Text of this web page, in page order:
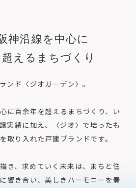
神沿線を中心に
えるまちづくり
ンド〈ジオガーデン〉。
に百余年を超えるまちづくり、 い
実績に加え、
〈ジオ〉で培ったも
取り入れた戸建ブランドです。
き、求めていく未来は、 まちと住
響き合い、美しきハーモニーを奏